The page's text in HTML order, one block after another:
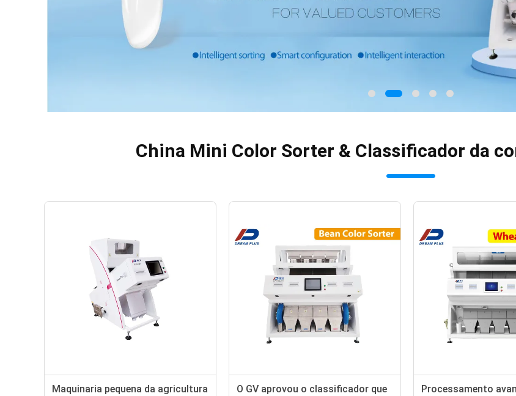
China Mini Color Sorter & Classificador da
Maquinaria pequena da agricultura
O GV aprovou o classificador que
Processamento